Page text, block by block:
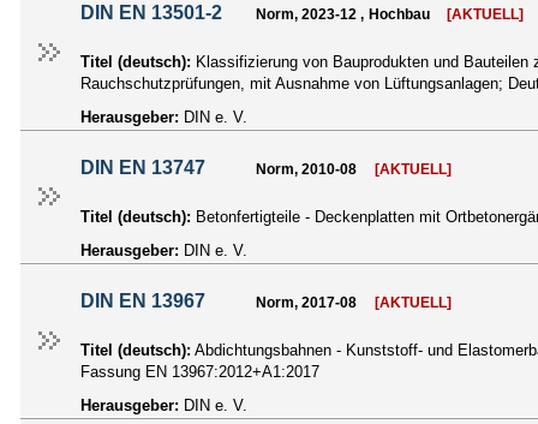
DIN EN 13501-2 Norm, 2023-12 , Hochbau [AKTUELL]
Titel (deutsch): Klassifizierung von Bauprodukten und
Rauchschutzprüfungen, mit Ausnahme von Lüftungsanlagen;
Herausgeber: DIN e. V.
DIN EN 13747 Norm, 2010-08 [AKTUELL]
Titel (deutsch): Betonfertigteile - Deckenplatten mit
Herausgeber: DIN e. V.
DIN EN 13967 Norm, 2017-08 [AKTUELL]
Titel (deutsch): Abdichtungsbahnen - Kunststoff- und
Fassung EN 13967:2012+A1:2017
Herausgeber: DIN e. V.